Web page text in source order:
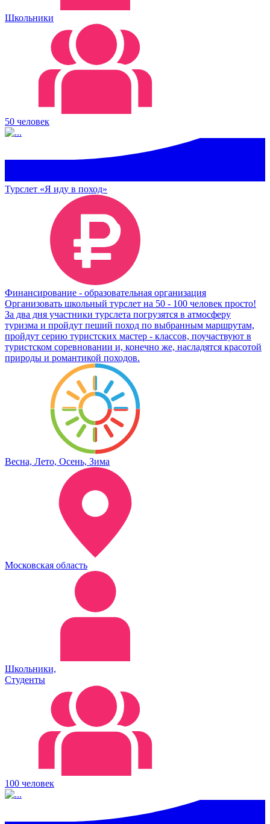
Школьники
50 человек
Турслет «Я иду в поход»
Финансирование - образовательная организация
Организовать школьный турслет на 50 - 100 человек просто!
За два дня участники турслета погрузятся в атмосферу
туризма и пройдут пеший поход по выбранным маршрутам,
пройдут серию туристских мастер - классов, поучаствуют в
туристском соревновании и, конечно же, насладятся красотой
природы и романтикой походов.
Весна, Лето, Осень, Зима
Московская область
Школьники,
Студенты
100 человек